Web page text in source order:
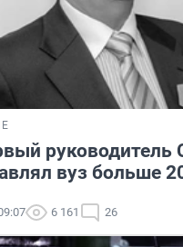
руководитель
вуз больше
6 161 26